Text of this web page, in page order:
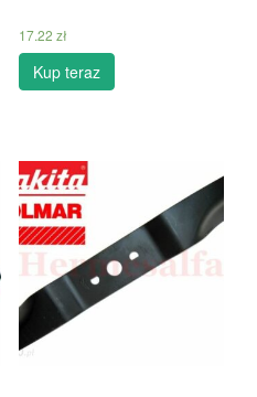
17.22 zł
Kup teraz